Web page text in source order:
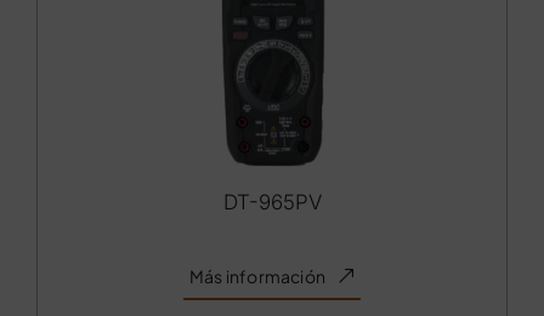
DT-965PV
Más información